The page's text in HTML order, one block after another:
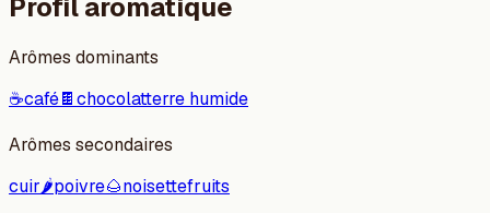
Profil aromatique
Arômes dominants
☕café🍫chocolatterre humide
Arômes secondaires
cuir🌶️poivre🌰noisettefruits